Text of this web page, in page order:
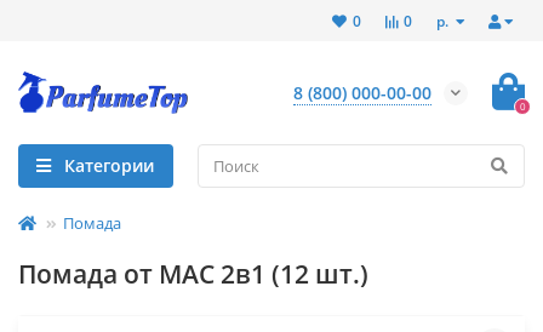
р.
0
0
8 (800) 000-00-00
0
Категории
Помада
Помада от MAC 2в1 (12 шт.)